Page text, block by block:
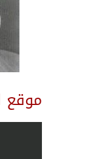
موقع